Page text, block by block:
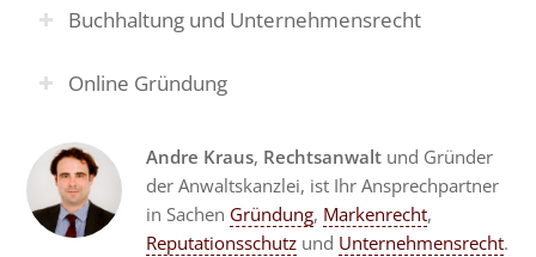
Buchhaltung und Unternehmensrecht
Online Gründung
Andre Kraus, Rechtsanwalt und Gründer
der Anwaltskanzlei, ist Ihr Ansprechpartner
in Sachen Gründung, Markenrecht,
Reputationsschutzund Unternehmensrecht.